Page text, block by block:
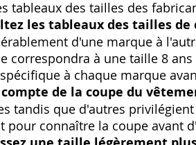
tableaux des tailles des
les tableaux des tailles de
d'une marque à
correspondra à une taille 8
à chaque marque
de la coupe du
tandis que d'autres
pour connaître la coupe avant